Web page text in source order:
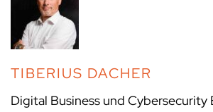
TIBERIUS DACHER
Digital Business und Cybersecurity